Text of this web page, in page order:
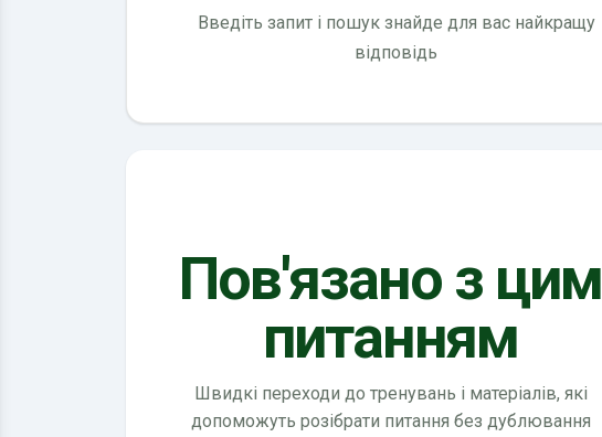
Введіть запит і пошук знайде для вас найкращу
відповідь
Пов'язано з цим
питанням
Швидкі переходи до тренувань і матеріалів, які
допоможуть розібрати питання без дублювання